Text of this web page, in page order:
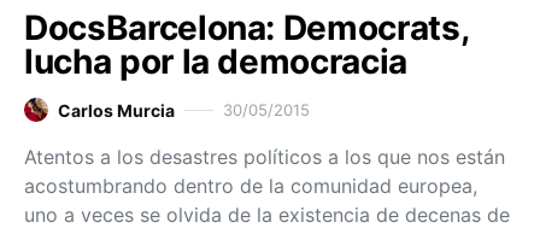
DocsBarcelona: Democrats,
lucha por la democracia
Carlos Murcia 30/05/2015
Atentos a los desastres políticos a los que nos están
acostumbrando dentro de la comunidad europea,
uno a veces se olvida de la existencia de decenas de